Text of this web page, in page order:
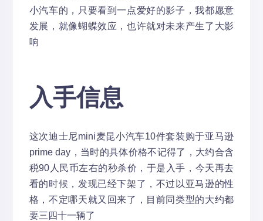
小汽车的，只要看到一点爱好的影子，我都愿意
发展，就像蝴蝶效应，也许就对未来产生了大影
响
入手信息
这次迪士尼mini麦昆小汽车10件套装购于亚马逊
prime day，当时的具体价格不记得了，大约合含
税90人民币左右的秒杀价，于是入手 ，今天再去
看的时候，发现已经下架了，不过以亚马逊的性
格，不定哪天就又回来了，目前同类型的大约都
要三四十一辆了